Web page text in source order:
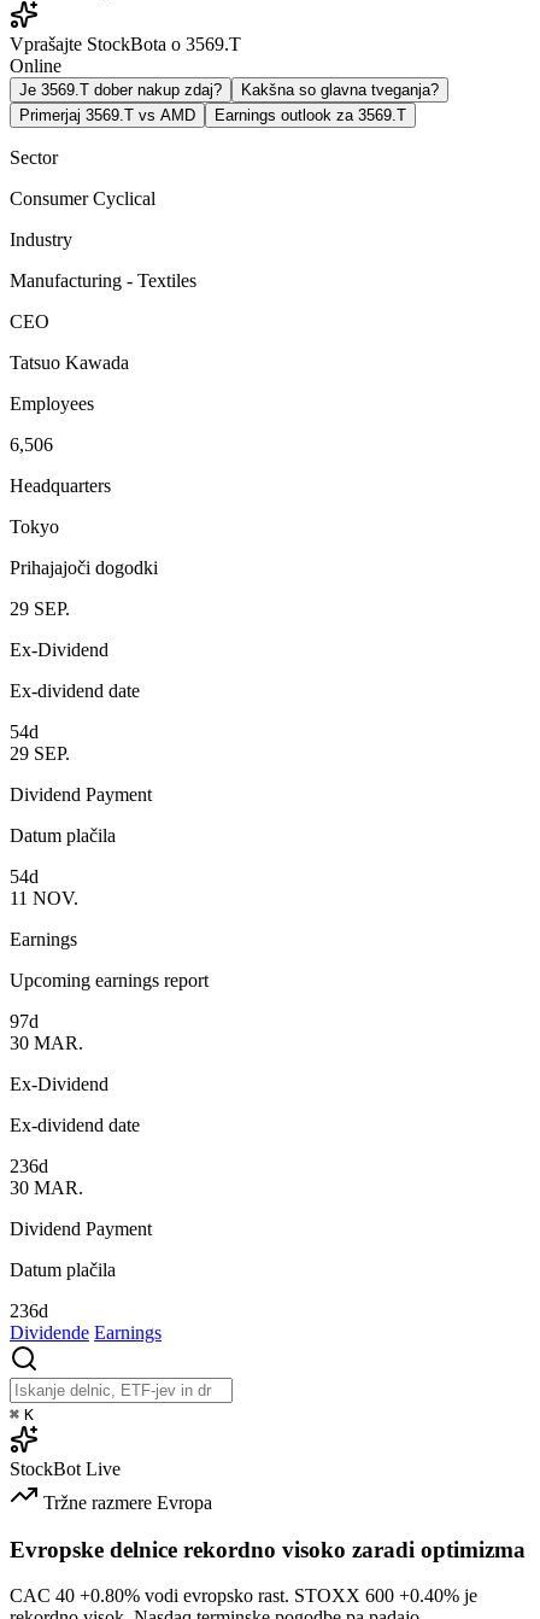
Vprašajte StockBota o 3569.T
Online
Je 3569.T dober nakup zdaj?
Kakšna so glavna tveganja?
Primerjaj 3569.T vs AMD
Earnings outlook za 3569.T
Sector
Consumer Cyclical
Industry
Manufacturing - Textiles
CEO
Tatsuo Kawada
Employees
6,506
Headquarters
Tokyo
Prihajajoči dogodki
29 SEP.
Ex-Dividend
Ex-dividend date
54d
29 SEP.
Dividend Payment
Datum plačila
54d
11 NOV.
Earnings
Upcoming earnings report
97d
30 MAR.
Ex-Dividend
Ex-dividend date
236d
30 MAR.
Dividend Payment
Datum plačila
236d
Dividende Earnings
⌘ K
StockBot Live
Tržne razmere Evropa
Evropske delnice rekordno visoko zaradi optimizma
CAC 40 +0.80% vodi evropsko rast. STOXX 600 +0.40% je